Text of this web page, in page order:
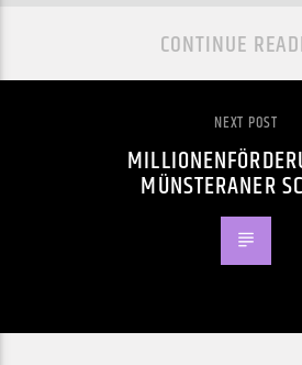
CONTINUE
NEXT POST
MÜNSTERANER